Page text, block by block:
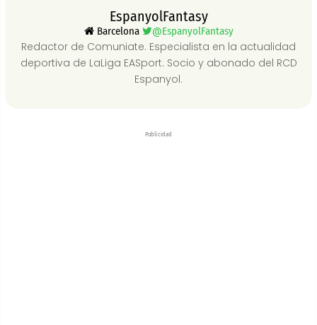
EspanyolFantasy
Barcelona @EspanyolFantasy
Redactor de Comuniate. Especialista en la actualidad
deportiva de LaLiga EASport. Socio y abonado del RCD
Espanyol.
Publicidad